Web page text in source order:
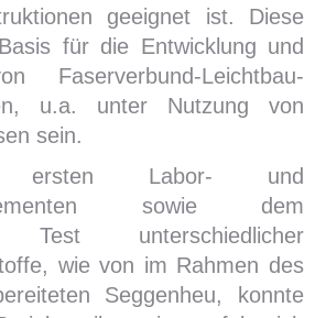
geeignet ist. Diese
für die Entwicklung und
Faserverbund-Leichtbau-
u.a. unter Nutzung von
sein.
Labor- und
sowie dem
Test unterschiedlicher
wie von im Rahmen des
Seggenheu, konnte